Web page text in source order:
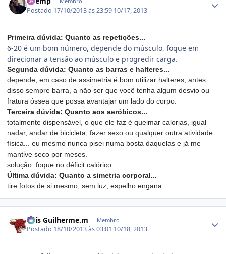
Postado 17/10/2013 às 23:59 10/17, 2013
Primeira dúvida: Quanto as repetições...
6-20 é um bom número, depende do músculo, foque em
direcionar a tensão ao músculo e progredir carga.
Segunda dúvida: Quanto as barras e halteres...
depende, em caso de assimetria é bom utilizar halteres, antes
disso sempre barra, a não ser que você tenha algum desvio ou
fratura óssea que possa avantajar um lado do corpo.
Terceira dúvida: Quanto aos aeróbicos...
totalmente dispensável, o que ele faz é queimar calorias, igual
nadar, andar de bicicleta, fazer sexo ou qualquer outra atividade
física... eu mesmo nunca pisei numa bosta daquelas e já me
mantive seco por meses.
solução: foque no déficit calórico.
Última dúvida: Quanto a simetria corporal...
tire fotos de si mesmo, sem luz, espelho engana.
Luís Guilherme.m Membro
Postado 18/10/2013 às 03:01 10/18, 2013